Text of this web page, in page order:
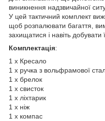
виникнення надзвичайної
У цей тактичний комплект
щоб розпалювати багаття,
захищатися і навіть добувати
Комплектація:
1 x Кресало
1 х ручка з вольфрамової
1 х брелок
1 х свисток
1 х ліхтарик
1 х ніж
1 х компас